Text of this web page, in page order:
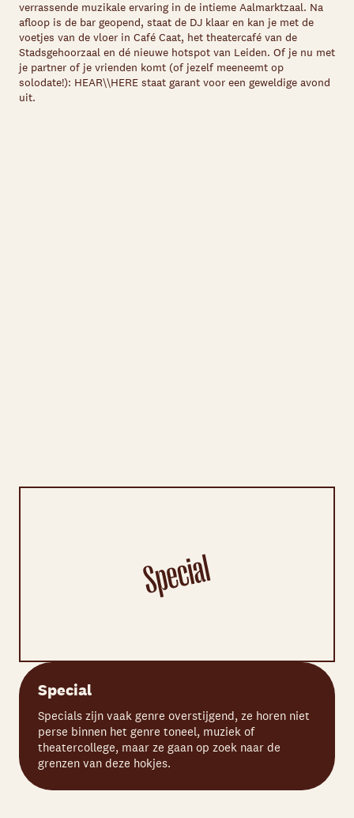
verrassende muzikale ervaring in de intieme Aalmarktzaal. Na
afloop is de bar geopend, staat de DJ klaar en kan je met de
voetjes van de vloer in Café Caat, het theatercafé van de
Stadsgehoorzaal en dé nieuwe hotspot van Leiden. Of je nu met
je partner of je vrienden komt (of jezelf meeneemt op
solodate!): HEAR\\HERE staat garant voor een geweldige avond
uit.
Special
Specials zijn vaak genre overstijgend, ze horen niet
perse binnen het genre toneel, muziek of
theatercollege, maar ze gaan op zoek naar de
grenzen van deze hokjes.